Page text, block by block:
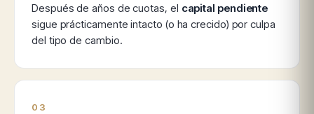
Después de años de cuotas, el capital pendiente
sigue prácticamente intacto (o ha crecido) por culpa
del tipo de cambio.
03